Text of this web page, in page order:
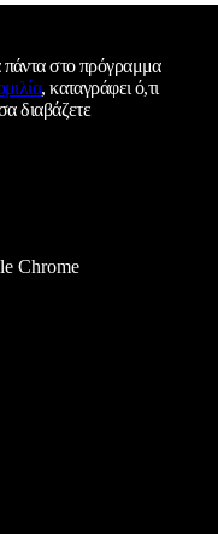
πάντα στο πρόγραμμα
, καταγράφει ό,τι
διαβάζετε
Chrome